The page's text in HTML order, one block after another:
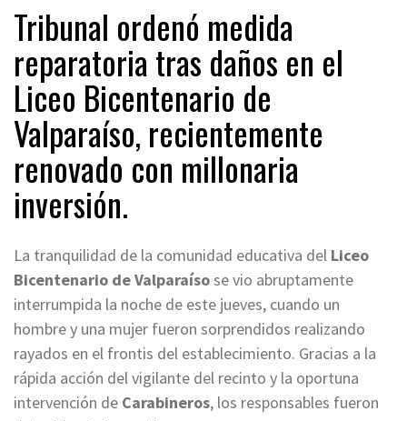
Tribunal ordenó medida
reparatoria tras daños en el
Liceo Bicentenario de
Valparaíso, recientemente
renovado con millonaria
inversión.
La tranquilidad de la comunidad educativa del Liceo
Bicentenario de Valparaísose vio abruptamente
interrumpida la noche de este jueves, cuando un
hombre y una mujer fueron sorprendidos realizando
rayados en el frontis del establecimiento. Gracias a la
rápida acción del vigilante del recinto y la oportuna
intervención de Carabineros, los responsables fueron